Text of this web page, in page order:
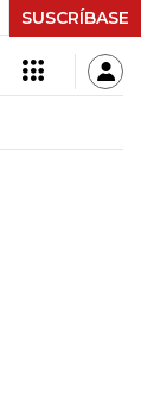
+0,01% BITCOIN
SUSCRÍBASE